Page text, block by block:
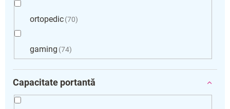
ortopedic 70
gaming 74
Capacitate portantă